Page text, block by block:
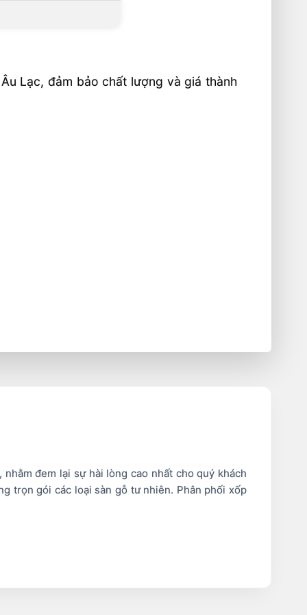
Lạc, đảm bảo chất lượng và giá thành
đem lại sự hài lòng cao nhất cho quý khách
trọn gói các loại sàn gỗ tư nhiên. Phân phối xốp